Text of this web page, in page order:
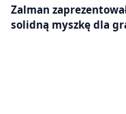
Zalman
solidną myszkę dla